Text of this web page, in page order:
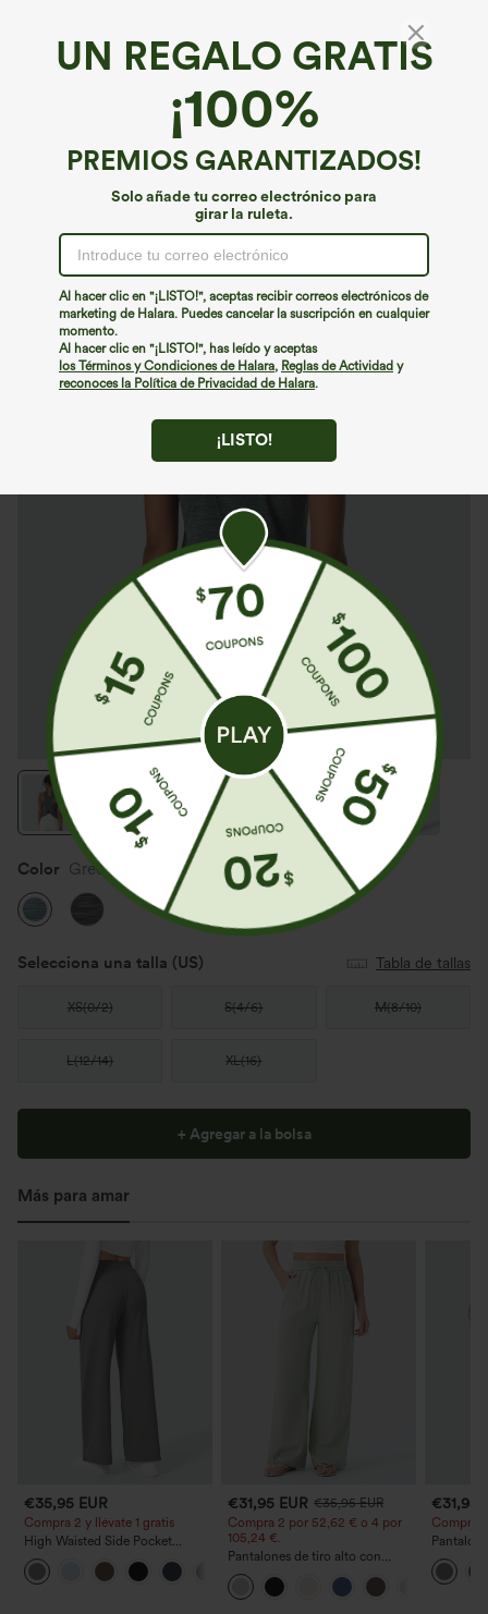
UN REGALO GRATIS
¡100%
PREMIOS GARANTIZADOS!
Solo añade tu correo electrónico para
girar la ruleta.
Al hacer clic en "¡LISTO!", aceptas recibir correos electrónicos de
marketing de Halara. Puedes cancelar la suscripción en cualquier
momento.
Al hacer clic en "¡LISTO!", has leído y aceptas
los Términos y Condiciones de Halara, Reglas de Actividad y
reconoces la Política de Privacidad de Halara.
¡LISTO!
Top sin manga yoga dobladillo curvado
€17,95 EUR
Color Green Texture
Selecciona una talla (US) Tabla de tallas
XS(0/2) S(4/6) M(8/10)
L(12/14) XL(16)
+ Agregar a la bolsa
Más para amar
€35,95 EUR
Compra 2 y llévate 1 gratis
High Waisted Side Pocket
Straight Leg Work Pants
€31,95 EUR €35,95 EUR
Compra 2 por 52,62 € o 4 por
105,24 €.
Pantalones de tiro alto con
cordón y bolsillos, pernera
ancha, holgados y de estilo
casual con tacto de lino.
€31,95
Compra
oficina